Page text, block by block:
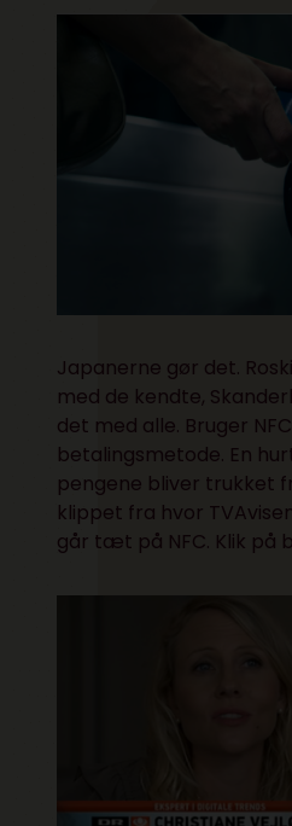
Japanerne gør det.
med de kendte,
det med alle. Bruger
betalingsmetode. En
pengene bliver trukket
klippet fra hvor
går tæt på NFC. Klik på